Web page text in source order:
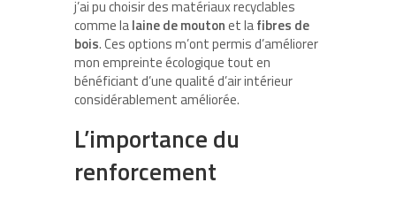
j’ai pu choisir des matériaux recyclables
comme lalaine de moutonet lafibres de
bois. Ces options m’ont permis d’améliorer
mon empreinte écologique tout en
bénéficiant d’une qualité d’air intérieur
considérablement améliorée.
L’importance du
renforcement